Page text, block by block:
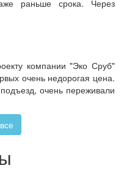
раньше срока. Через
компании "Эко Сруб"
очень недорогая цена.
очень переживали